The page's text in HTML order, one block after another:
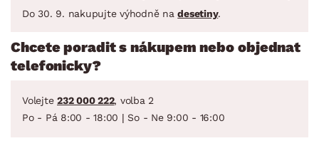
Do 30. 9. nakupujte výhodně nadesetiny.
Chcete poradit s nákupem nebo objednat
telefonicky?
Volejte 232 000 222, volba 2
Po - Pá 8:00 - 18:00 | So - Ne 9:00 - 16:00